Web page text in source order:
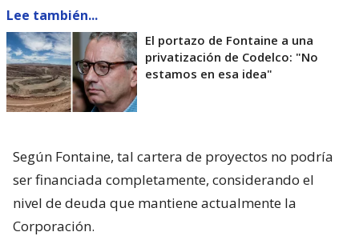
Lee también...
El portazo de Fontaine a una
privatización de Codelco: "No
estamos en esa idea"
Según Fontaine, tal cartera de proyectos no podría
ser financiada completamente, considerando el
nivel de deuda que mantiene actualmente la
Corporación.